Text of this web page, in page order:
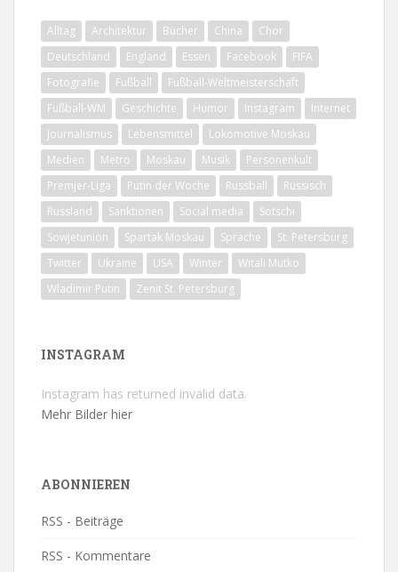
Alltag Architektur Bücher China
Chor
Deutschland
England Essen Facebook
FIFA
Fotografie
Fußball
Fußball-Weltmeisterschaft
Fußball-WM
Geschichte Humor Instagram
Internet
Journalismus
Lebensmittel
Lokomotive Moskau
Medien
Metro Moskau Musik
Personenkult
Premjer-Liga
Putin der Woche Russball
Russisch
Russland
Sanktionen Social media
Sotschi
Sowjetunion
Spartak Moskau Sprache
St. Petersburg
Twitter
Ukraine USA Winter
Witali Mutko
Wladimir Putin
Zenit St. Petersburg
INSTAGRAM
Instagram has returned invalid data.
Mehr Bilder hier
ABONNIEREN
RSS - Beiträge
RSS - Kommentare